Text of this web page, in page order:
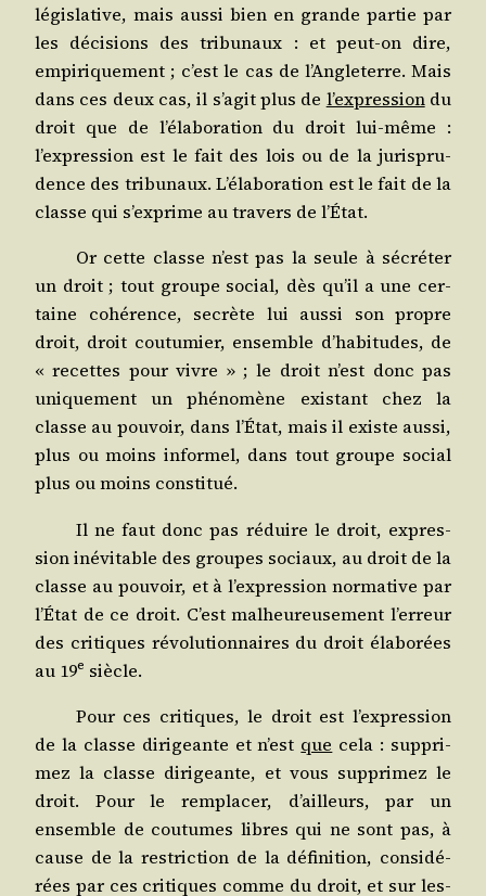
légis­la­tive, mais aus­si bien en grande par­tie par
les déci­sions des tri­bu­naux : et peut-on dire,
empi­ri­que­ment ; c’est le cas de l’Angleterre. Mais
dans ces deux cas, il s’agit plus de l’expressiondu
droit que de l’élaboration du droit lui-même :
l’expression est le fait des lois ou de la juris­pru­
dence des tri­bu­naux. L’élaboration est le fait de la
classe qui s’exprime au tra­vers de l’État.
Or cette classe n’est pas la seule à sécré­ter
un droit ; tout groupe social, dès qu’il a une cer­
taine cohé­rence, secrète lui aus­si son propre
droit, droit cou­tu­mier, ensemble d’habitudes, de
« recettes pour vivre » ; le droit n’est donc pas
uni­que­ment un phé­no­mène exis­tant chez la
classe au pou­voir, dans l’État, mais il existe aus­si,
plus ou moins infor­mel, dans tout groupe social
plus ou moins constitué.
Il ne faut donc pas réduire le droit, expres­
sion inévi­table des groupes sociaux, au droit de la
classe au pou­voir, et à l’expression nor­ma­tive par
l’État de ce droit. C’est mal­heu­reu­se­ment l’erreur
des cri­tiques révo­lu­tion­naires du droit éla­bo­rées
au 19e siècle.
Pour ces cri­tiques, le droit est l’expression
de la classe diri­geante et n’est que cela : sup­pri­
mez la classe diri­geante, et vous sup­pri­mez le
droit. Pour le rem­pla­cer, d’ailleurs, par un
ensemble de cou­tumes libres qui ne sont pas, à
cause de la res­tric­tion de la défi­ni­tion, consi­dé­
rées par ces cri­tiques comme du droit, et sur les­